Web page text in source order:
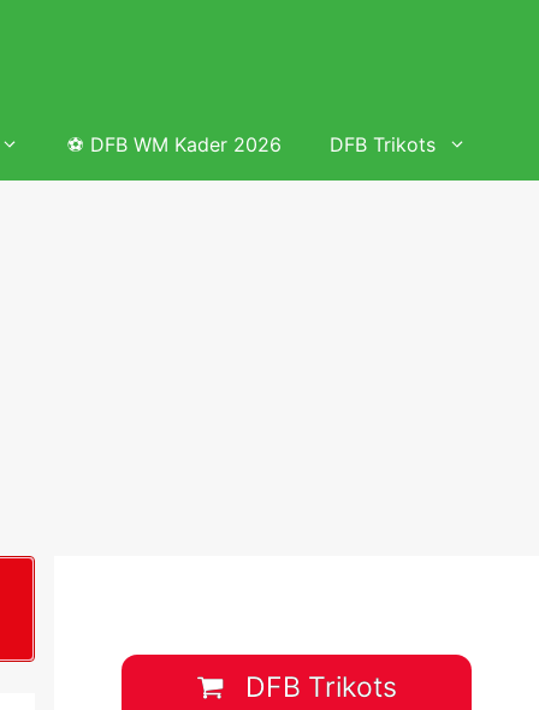
&
&
⚽ DFB WM Kader 2026 DFB Trikots
DFB Trikots